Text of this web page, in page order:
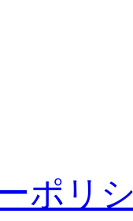
ポリ